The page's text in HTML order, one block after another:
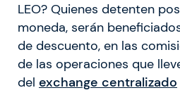
LEO? Quienes detenten
moneda, serán
de descuento, en las
de las operaciones que
del exchange centralizado